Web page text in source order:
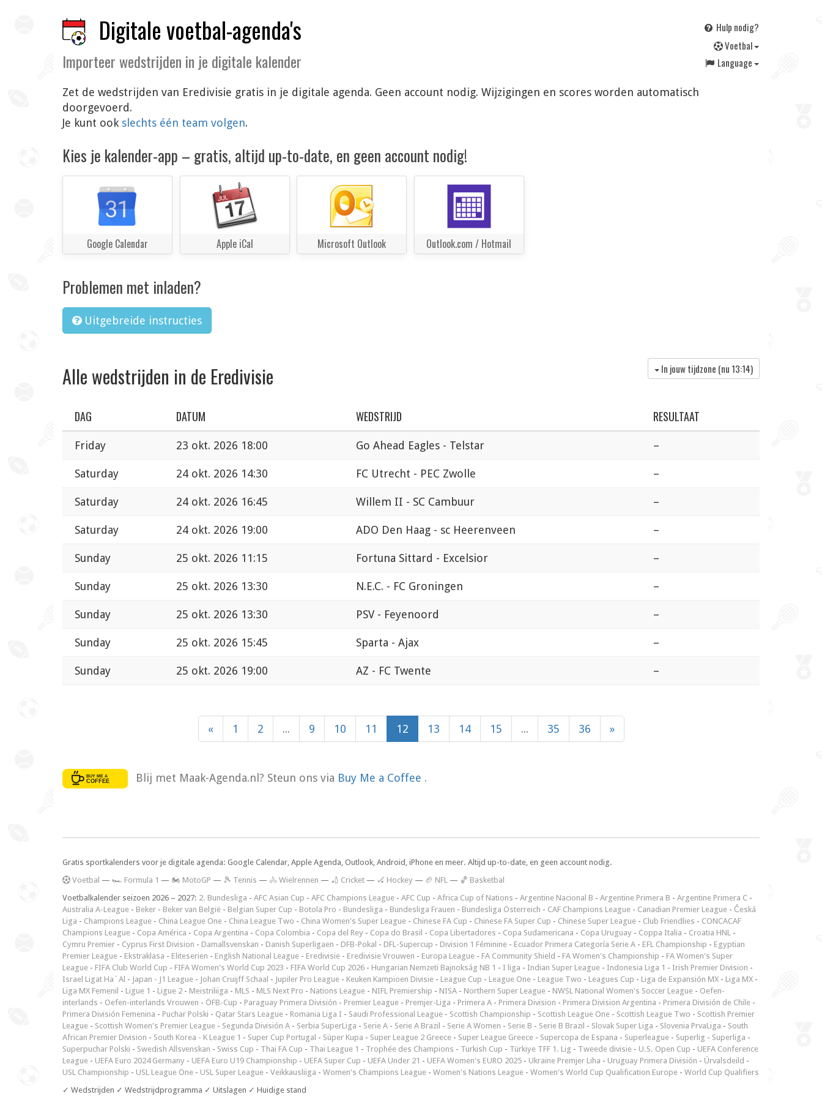
Digitale voetbal-agenda's
Importeer wedstrijden in je digitale kalender
Hulp nodig?
Voetbal
Language
Zet de wedstrijden van Eredivisie gratis in je digitale agenda. Geen account nodig. Wijzigingen en scores worden automatisch
doorgevoerd.
Je kunt ook slechts één team volgen.
Kies je kalender-app – gratis, altijd up-to-date, en geen account nodig!
Google Calendar Apple iCal Microsoft Outlook Outlook.com / Hotmail
Problemen met inladen?
Uitgebreide instructies
Alle wedstrijden in de Eredivisie In jouw tijdzone (nu 13:14)
DAG DATUM WEDSTRIJD RESULTAAT
Friday 23 okt. 2026 18:00 Go Ahead Eagles - Telstar –
Saturday 24 okt. 2026 14:30 FC Utrecht - PEC Zwolle –
Saturday 24 okt. 2026 16:45 Willem II - SC Cambuur –
Saturday 24 okt. 2026 19:00 ADO Den Haag - sc Heerenveen –
Sunday 25 okt. 2026 11:15 Fortuna Sittard - Excelsior –
Sunday 25 okt. 2026 13:30 N.E.C. - FC Groningen –
Sunday 25 okt. 2026 13:30 PSV - Feyenoord –
Sunday 25 okt. 2026 15:45 Sparta - Ajax –
Sunday 25 okt. 2026 19:00 AZ - FC Twente –
« 1 2 ... 9 10 11 12 13 14 15 ... 35 36 »
Blij met Maak-Agenda.nl? Steun ons via Buy Me a Coffee .
Gratis sportkalenders voor je digitale agenda: Google Calendar, Apple Agenda, Outlook, Android, iPhone en meer. Altijd up-to-date, en geen account nodig.
Voetbal — 🏎️ Formula 1 — 🏍 MotoGP — 🎾 Tennis — 🚴 Wielrennen — 🏏 Cricket — 🏑 Hockey — 🏈 NFL — 🏀 Basketbal
Voetbalkalender seizoen 2026 – 2027: 2. Bundesliga - AFC Asian Cup - AFC Champions League - AFC Cup - Africa Cup of Nations - Argentine Nacional B - Argentine Primera B - Argentine Primera C -
Australia A-League - Beker - Beker van België - Belgian Super Cup - Botola Pro - Bundesliga - Bundesliga Frauen - Bundesliga Österreich - CAF Champions League - Canadian Premier League - Česká
Liga - Champions League - China League One - China League Two - China Women's Super League - Chinese FA Cup - Chinese FA Super Cup - Chinese Super League - Club Friendlies - CONCACAF
Champions League - Copa América - Copa Argentina - Copa Colombia - Copa del Rey - Copa do Brasil - Copa Libertadores - Copa Sudamericana - Copa Uruguay - Coppa Italia - Croatia HNL -
Cymru Premier - Cyprus First Division - Damallsvenskan - Danish Superligaen - DFB-Pokal - DFL-Supercup - Division 1 Féminine - Ecuador Primera Categoría Serie A - EFL Championship - Egyptian
Premier League - Ekstraklasa - Eliteserien - English National League - Eredivisie - Eredivisie Vrouwen - Europa League - FA Community Shield - FA Women's Championship - FA Women's Super
League - FIFA Club World Cup - FIFA Women's World Cup 2023 - FIFA World Cup 2026 - Hungarian Nemzeti Bajnokság NB 1 - I liga - Indian Super League - Indonesia Liga 1 - Irish Premier Division -
Israel Ligat Ha`Al - Japan - J1 League - Johan Cruijff Schaal - Jupiler Pro League - Keuken Kampioen Divisie - League Cup - League One - League Two - Leagues Cup - Liga de Expansión MX - Liga MX -
Liga MX Femenil - Ligue 1 - Ligue 2 - Meistriliiga - MLS - MLS Next Pro - Nations League - NIFL Premiership - NISA - Northern Super League - NWSL National Women's Soccer League - Oefen-
interlands - Oefen-interlands Vrouwen - ÖFB-Cup - Paraguay Primera División - Premier League - Premjer-Liga - Primera A - Primera Division - Primera Division Argentina - Primera División de Chile -
Primera División Femenina - Puchar Polski - Qatar Stars League - Romania Liga I - Saudi Professional League - Scottish Championship - Scottish League One - Scottish League Two - Scottish Premier
League - Scottish Women's Premier League - Segunda División A - Serbia SuperLiga - Serie A - Serie A Brazil - Serie A Women - Serie B - Serie B Brazil - Slovak Super Liga - Slovenia PrvaLiga - South
African Premier Division - South Korea - K League 1 - Super Cup Portugal - Süper Kupa - Super League 2 Greece - Super League Greece - Supercopa de Espana - Superleague - Superlig - Superliga -
Superpuchar Polski - Swedish Allsvenskan - Swiss Cup - Thai FA Cup - Thai League 1 - Trophée des Champions - Turkish Cup - Türkiye TFF 1. Lig - Tweede divisie - U.S. Open Cup - UEFA Conference
League - UEFA Euro 2024 Germany - UEFA Euro U19 Championship - UEFA Super Cup - UEFA Under 21 - UEFA Women's EURO 2025 - Ukraine Premjer Liha - Uruguay Primera División - Úrvalsdeild -
USL Championship - USL League One - USL Super League - Veikkausliiga - Women's Champions League - Women's Nations League - Women's World Cup Qualification Europe - World Cup Qualifiers
✓ Wedstrijden ✓ Wedstrijdprogramma ✓ Uitslagen ✓ Huidige stand